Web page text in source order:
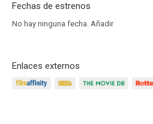
Fechas de estrenos
No hay ninguna fecha. Añadir
Enlaces externos